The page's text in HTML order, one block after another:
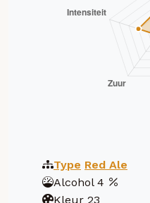
Type Red Ale
Alcohol 4
Kleur 23